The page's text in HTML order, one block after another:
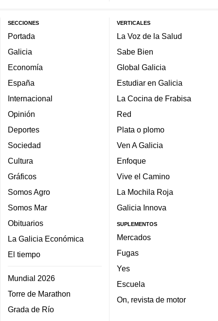
SECCIONES
Portada
Galicia
Economía
España
Internacional
Opinión
Deportes
Sociedad
Cultura
Gráficos
Somos Agro
Somos Mar
Obituarios
La Galicia Económica
El tiempo
Mundial 2026
Torre de Marathon
Grada de Río
VERTICALES
La Voz de la Salud
Sabe Bien
Global Galicia
Estudiar en Galicia
La Cocina de Frabisa
Red
Plata o plomo
Ven A Galicia
Enfoque
Vive el Camino
La Mochila Roja
Galicia Innova
SUPLEMENTOS
Mercados
Fugas
Yes
Escuela
On, revista de motor